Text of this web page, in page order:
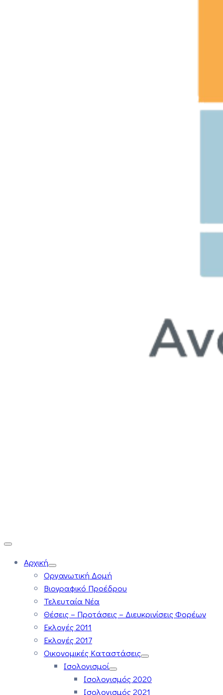
Αρχική
Οργανωτική Δομή
Βιογραφικό Προέδρου
Τελευταία Νέα
Θέσεις – Προτάσεις – Διευκρινίσεις Φορέων
Εκλογές 2011
Εκλογές 2017
Οικονομικές Καταστάσεις
Ισολογισμοί
Ισολογισμός 2020
Ισολογισμός 2021